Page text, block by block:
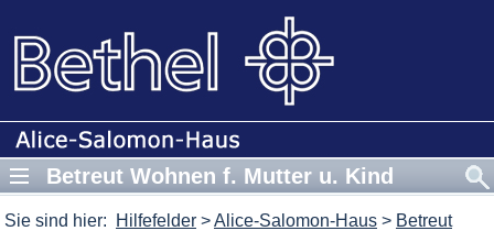
Betreut Wohnen f. Mutter u. Kind
Sie sind hier: Hilfefelder >Alice-Salomon-Haus > Betreut